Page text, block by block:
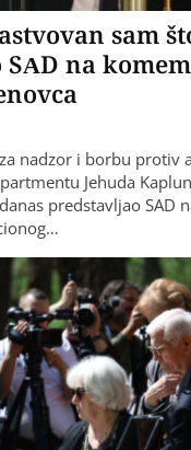
sam
na
nadzor i borbu protiv
Jehuda
predstavljao SAD